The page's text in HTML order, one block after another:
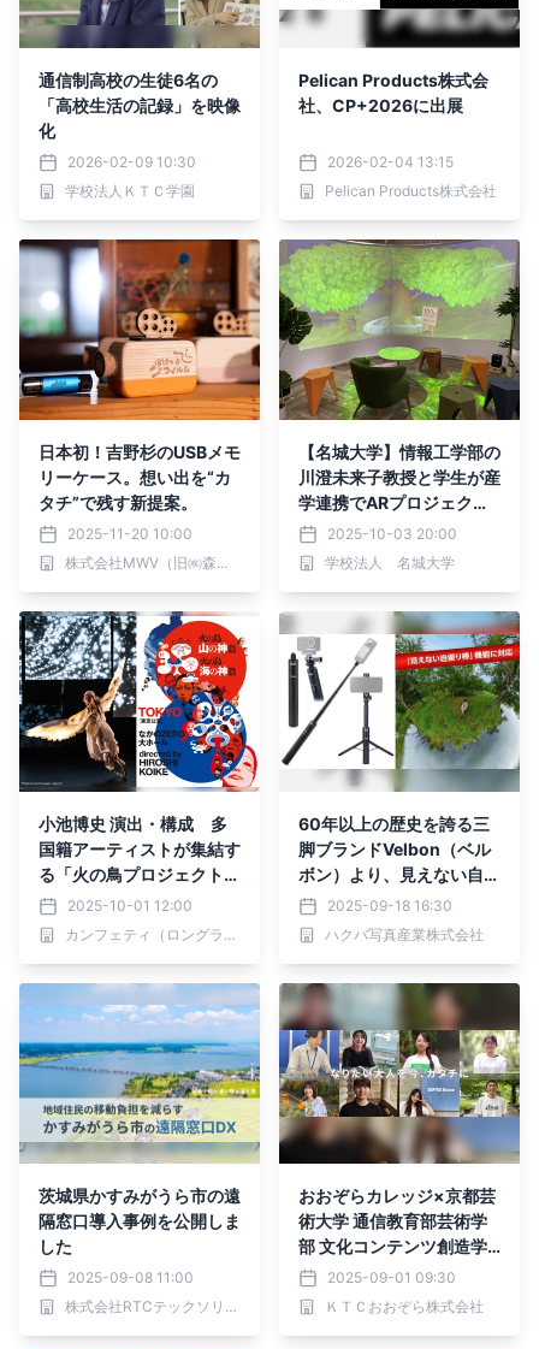
通信制高校の生徒6名の
「高校生活の記録」を映像
化
2026-02-09 10:30
学校法人ＫＴＣ学園
Pelican Products株式会
社、CP+2026に出展
2026-02-04 13:15
Pelican Products株式会社
日本初！吉野杉のUSBメモ
リーケース。想い出を“カ
タチ”で残す新提案。
2025-11-20 10:00
株式会社MWV（旧㈱森脇ビデオ企画）
【名城大学】情報工学部の
川澄未来子教授と学生が産
学連携でARプロジェクシ
ョンシアターを制作
2025-10-03 20:00
学校法人 名城大学
小池博史 演出・構成 多
国籍アーティストが集結す
る「火の鳥プロジェクト集
大成」『HINOTORI 火の
鳥・山の神篇／海の神篇』
東京公演 まもなく上演！
2025-10-01 12:00
カンフェティ（ロングランプランニング株式会社）
60年以上の歴史を誇る三
脚ブランドVelbon（ベル
ボン）より、見えない自撮
り棒機能に対応した「Col
eman マルチスタンド 36
0 II」を新発売！
2025-09-18 16:30
ハクバ写真産業株式会社
茨城県かすみがうら市の遠
隔窓口導入事例を公開しま
した
2025-09-08 11:00
株式会社RTCテックソリューションズ
おおぞらカレッジ×京都芸
術大学 通信教育部芸術学
部 文化コンテンツ創造学
科との連携開始 2026年4
月
2025-09-01 09:30
ＫＴＣおおぞら株式会社